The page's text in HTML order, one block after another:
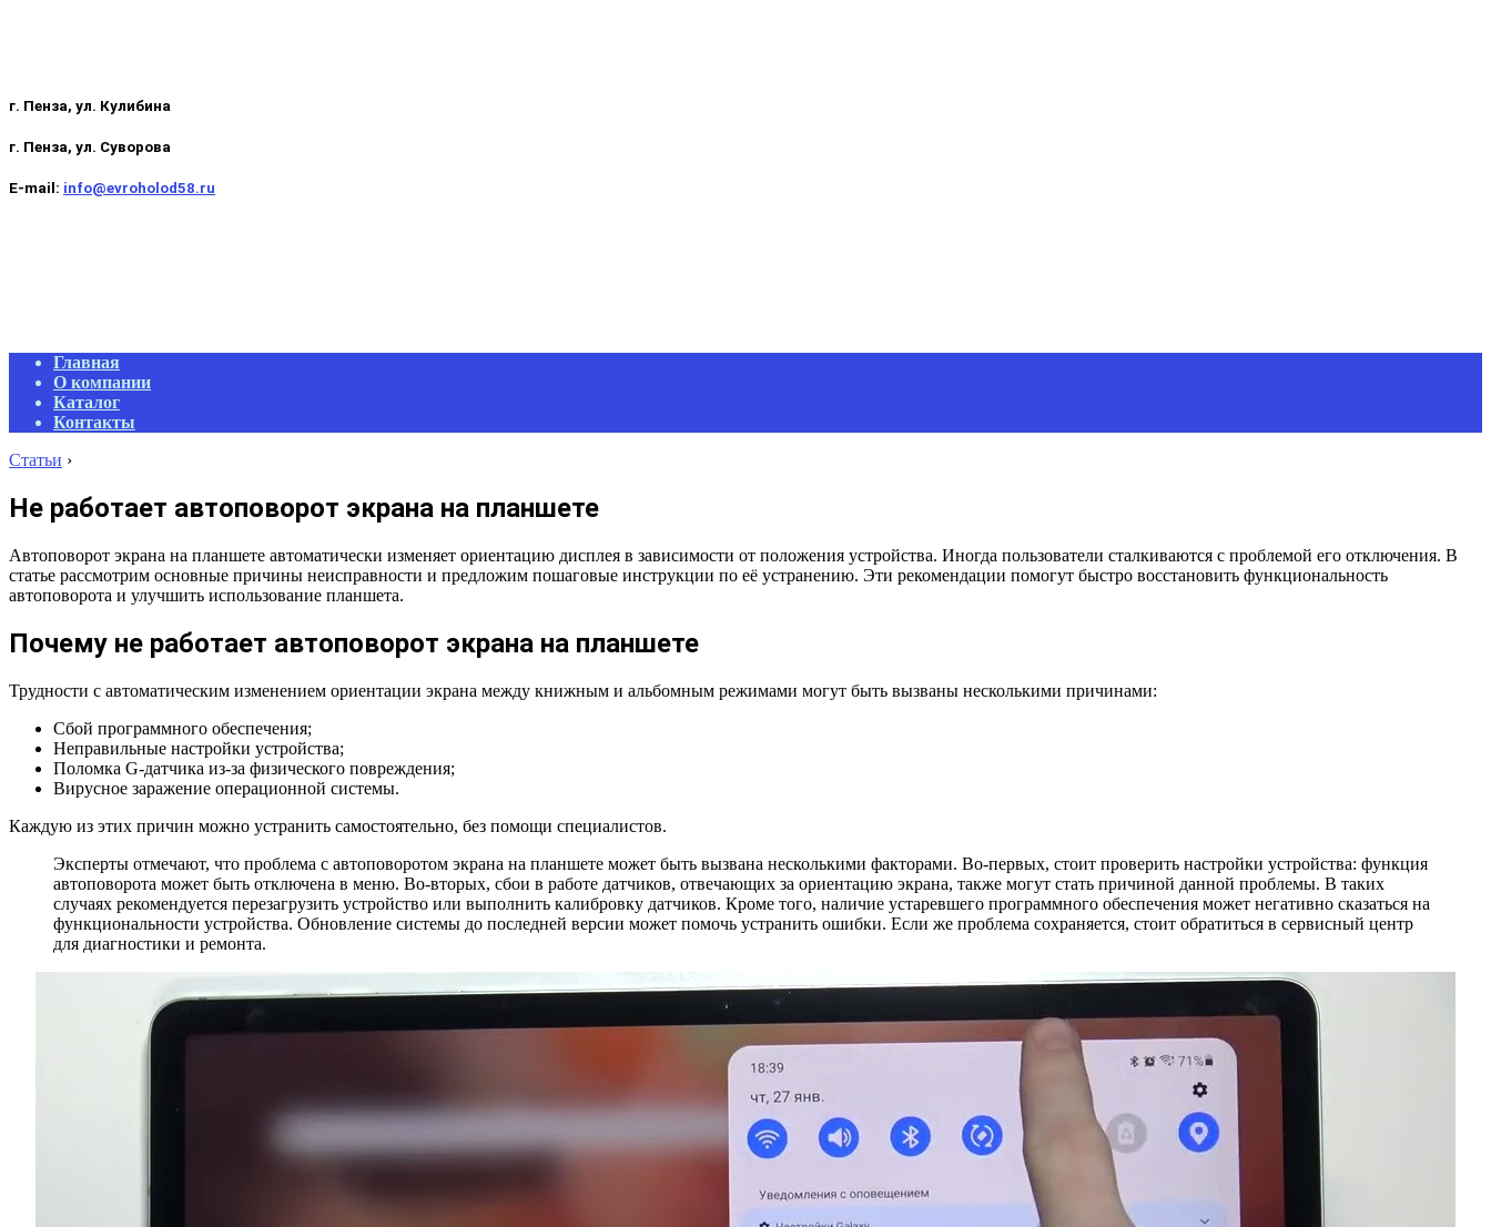
г. Пенза, ул. Кулибина
г. Пенза, ул. Суворова
E-mail: info@evroholod58.ru
Primary
Navigation
Menu
Главная
О компании
Каталог
Контакты
Статьи ›
Не работает автоповорот экрана на планшете
Автоповорот экрана на планшете автоматически изменяет ориентацию дисплея в зависимости от положения устройства. Иногда пользователи сталкиваются с проблемой его отключения. В
статье рассмотрим основные причины неисправности и предложим пошаговые инструкции по её устранению. Эти рекомендации помогут быстро восстановить функциональность
автоповорота и улучшить использование планшета.
Почему не работает автоповорот экрана на планшете
Трудности с автоматическим изменением ориентации экрана между книжным и альбомным режимами могут быть вызваны несколькими причинами:
Сбой программного обеспечения;
Неправильные настройки устройства;
Поломка G-датчика из-за физического повреждения;
Вирусное заражение операционной системы.
Каждую из этих причин можно устранить самостоятельно, без помощи специалистов.
Эксперты отмечают, что проблема с автоповоротом экрана на планшете может быть вызвана несколькими факторами. Во-первых, стоит проверить настройки устройства: функция
автоповорота может быть отключена в меню. Во-вторых, сбои в работе датчиков, отвечающих за ориентацию экрана, также могут стать причиной данной проблемы. В таких
случаях рекомендуется перезагрузить устройство или выполнить калибровку датчиков. Кроме того, наличие устаревшего программного обеспечения может негативно сказаться на
функциональности устройства. Обновление системы до последней версии может помочь устранить ошибки. Если же проблема сохраняется, стоит обратиться в сервисный центр
для диагностики и ремонта.